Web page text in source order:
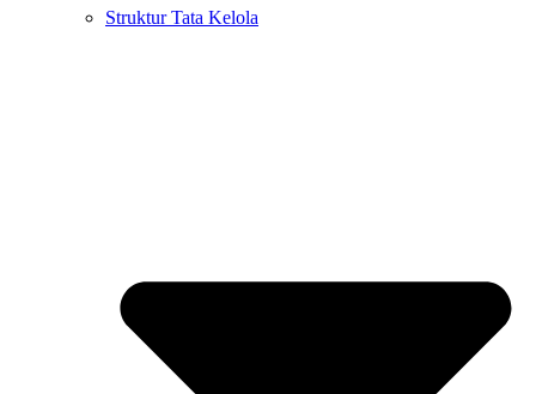
Struktur Tata Kelola